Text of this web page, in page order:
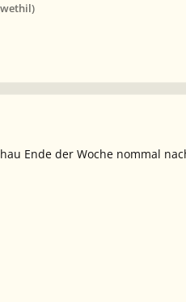
Ende der Woche nommal